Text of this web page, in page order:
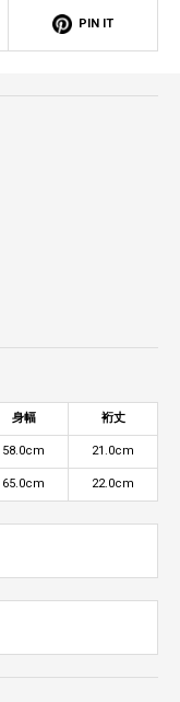
PIN IT
身幅 裄丈
58.0cm 21.0cm
65.0cm 22.0cm